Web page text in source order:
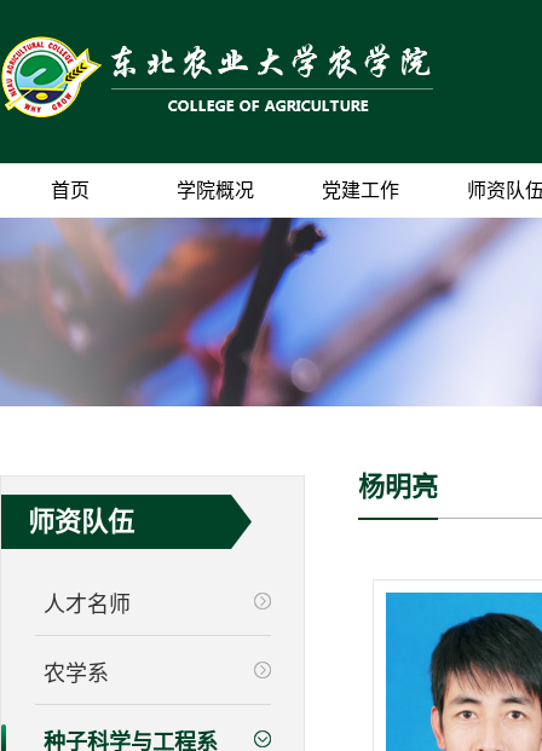
首页 学院概况 党建工作 师资队
师资队伍
人才名师
农学系
种子科学与工程系
杨明亮